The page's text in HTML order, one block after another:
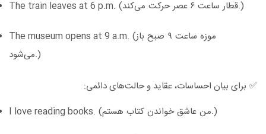
The train leaves at 6 p.m.
(قطار ساعت ۶ عصر حرکت می‌کند.)
The museum opens at 9 a.m. (موزه ساعت ۹ صبح باز
می‌شود.)
✅ برای بیان احساسات، عقاید و حالت‌های دائمی:
I love reading books.
(من عاشق خواندن کتاب هستم.)